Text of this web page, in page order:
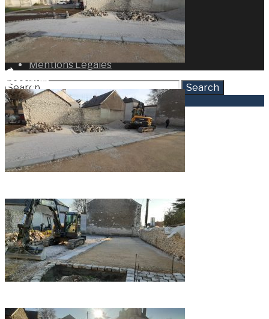
TCE, Gros oeuvre
Aménagements PMR
Démolition
Espaces naturels
Contact
Mentions Légales
Search
↑